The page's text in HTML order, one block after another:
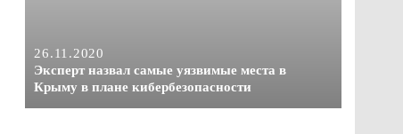
26.11.2020
Эксперт назвал самые уязвимые места в
Крыму в плане кибербезопасности